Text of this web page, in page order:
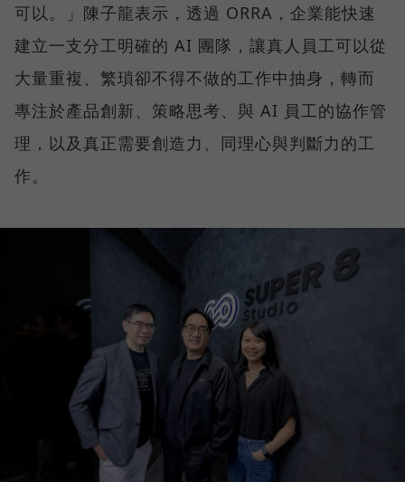
可以。」陳子龍表示，透過 ORRA，企業能快速
建立一支分工明確的 AI 團隊，讓真人員工可以從
大量重複、繁瑣卻不得不做的工作中抽身，轉而
專注於產品創新、策略思考、與 AI 員工的協作管
理，以及真正需要創造力、同理心與判斷力的工
作。